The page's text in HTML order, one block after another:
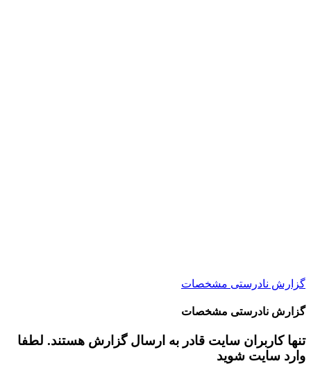
گزارش نادرستی مشخصات
گزارش نادرستی مشخصات
تنها کاربران سایت قادر به ارسال گزارش هستند. لطفا
وارد سایت شوید